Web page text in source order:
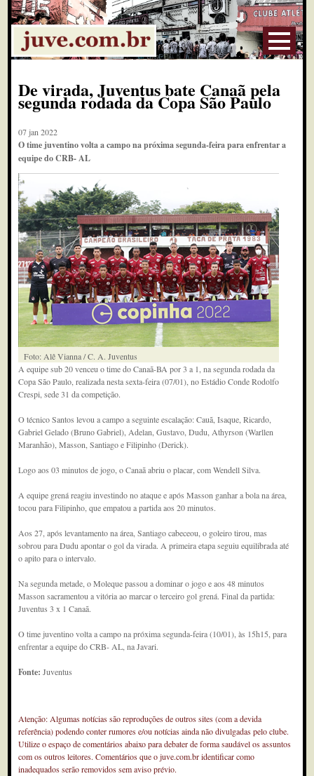
De virada, Juventus bate Canaã pela
segunda rodada da Copa São Paulo
07 jan 2022
O time juventino volta a campo na próxima segunda-feira para enfrentar a
equipe do CRB- AL
Foto: Alê Vianna / C. A. Juventus
A equipe sub 20 venceu o time do Canaã-BA por 3 a 1, na segunda rodada da
Copa São Paulo, realizada nesta sexta-feira (07/01), no Estádio Conde Rodolfo
Crespi, sede 31 da competição.
O técnico Santos levou a campo a seguinte escalação: Cauã, Isaque, Ricardo,
Gabriel Gelado (Bruno Gabriel), Adelan, Gustavo, Dudu, Athyrson (Warllen
Maranhão), Masson, Santiago e Filipinho (Derick).
Logo aos 03 minutos de jogo, o Canaã abriu o placar, com Wendell Silva.
A equipe grená reagiu investindo no ataque e após Masson ganhar a bola na área,
tocou para Filipinho, que empatou a partida aos 20 minutos.
Aos 27, após levantamento na área, Santiago cabeceou, o goleiro tirou, mas
sobrou para Dudu apontar o gol da virada. A primeira etapa seguiu equilibrada até
o apito para o intervalo.
Na segunda metade, o Moleque passou a dominar o jogo e aos 48 minutos
Masson sacramentou a vitória ao marcar o terceiro gol grená. Final da partida:
Juventus 3 x 1 Canaã.
O time juventino volta a campo na próxima segunda-feira (10/01), às 15h15, para
enfrentar a equipe do CRB- AL, na Javari.
Fonte:Juventus
Atenção: Algumas notícias são reproduções de outros sites (com a devida
referência) podendo conter rumores e/ou notícias ainda não divulgadas pelo clube.
Utilize o espaço de comentários abaixo para debater de forma saudável os assuntos
com os outros leitores. Comentários que o juve.com.br identificar como
inadequados serão removidos sem aviso prévio.